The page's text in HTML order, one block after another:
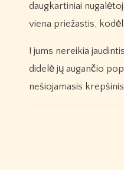
daugkartiniai
viena priežastis,
! jums nereikia
didelė jų augančio
nešiojamasis